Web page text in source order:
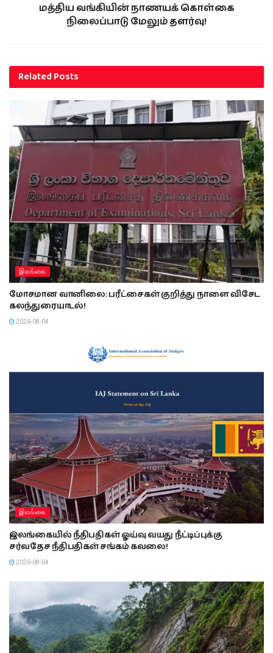
மத்திய வங்கியின் நாணயக் கொள்கை
நிலைப்பாடு மேலும் தளர்வு!
RelatedPosts
இலங்கை
மோசமான வானிலை: பரீட்சைகள் குறித்து நாளை விசேட
கலந்துரையாடல்!
2026-08-04
இலங்கை
இலங்கையில் நீதிபதிகள் ஓய்வு வயது நீட்டிப்புக்கு
சர்வதேச நீதிபதிகள் சங்கம் கவலை!
2026-08-04